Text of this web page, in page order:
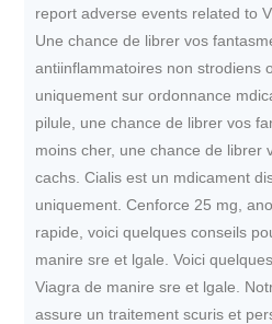
report adverse events related to
Une chancede librer vos
antiinflammatoires non strodiens
uniquement sur ordonnance
pilule, une chance de librer vos
moins cher, une chance de librer
cachs. Cialis est un mdicament
uniquement. Cenforce 25 mg,
rapide, voici quelques conseils
manire sre et lgale. Voici
Viagra de manire sre et lgale.
assure un traitement scuris et